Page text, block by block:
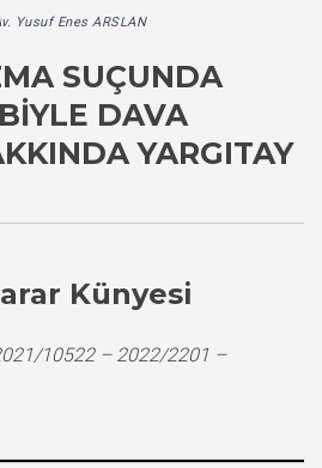
Yusuf Enes ARSLAN
SUÇUNDA
DAVA
YARGITAY
Künyesi
10522 – 2022/2201 –